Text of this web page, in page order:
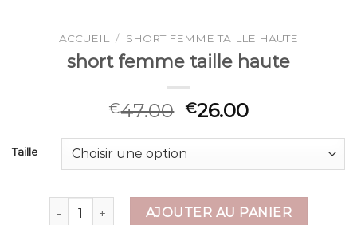
ACCUEIL / SHORT FEMME TAILLE HAUTE
short femme taille haute
€47.00 €26.00
Taille
quantité de short femme taille haute
AJOUTER AU PANIER